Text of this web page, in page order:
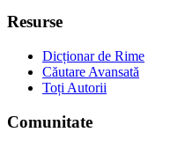
Resurse
Dicționar de Rime
Căutare Avansată
Toți Autorii
Comunitate